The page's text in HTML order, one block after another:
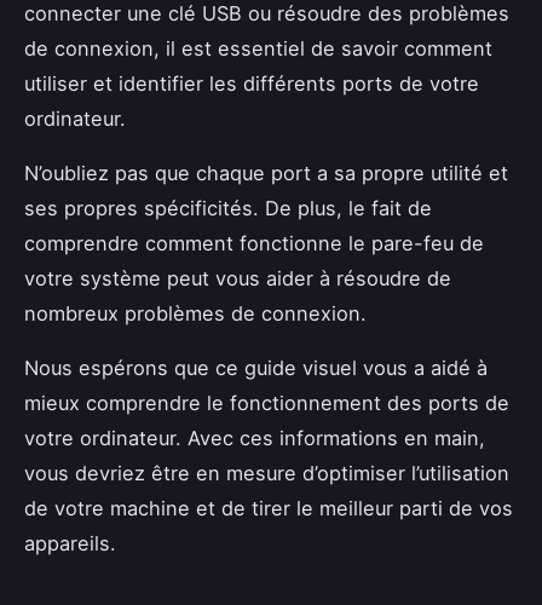
connecter une clé USB ou résoudre des problèmes
de connexion, il est essentiel de savoir comment
utiliser et identifier les différents ports de votre
ordinateur.
N’oubliez pas que chaque port a sa propre utilité et
ses propres spécificités. De plus, le fait de
comprendre comment fonctionne le pare-feu de
votre système peut vous aider à résoudre de
nombreux problèmes de connexion.
Nous espérons que ce guide visuel vous a aidé à
mieux comprendre le fonctionnement des ports de
votre ordinateur. Avec ces informations en main,
vous devriez être en mesure d’optimiser l’utilisation
de votre machine et de tirer le meilleur parti de vos
appareils.